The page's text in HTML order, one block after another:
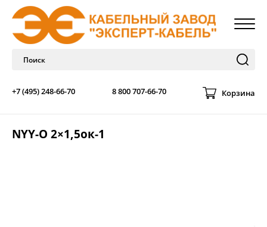
+7 (495) 248-66-70 8 800 707-66-70 Корзина
NYY-O 2×1,5ок-1